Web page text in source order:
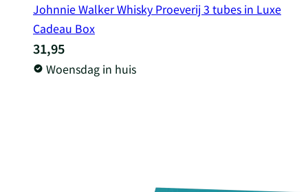
Johnnie Walker Whisky Proeverij 3 tubes in Luxe
Cadeau Box
31,95
Woensdag in huis